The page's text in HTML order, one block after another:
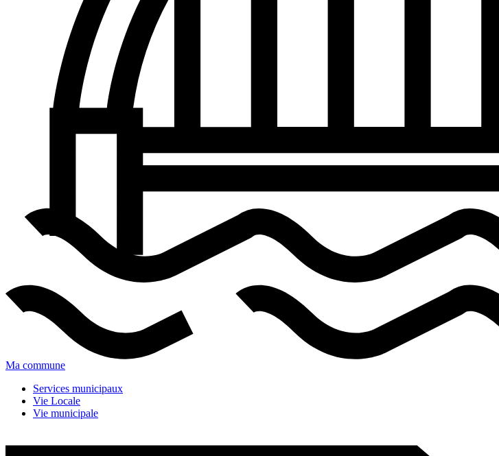
Ma commune
Services municipaux
Vie Locale
Vie municipale